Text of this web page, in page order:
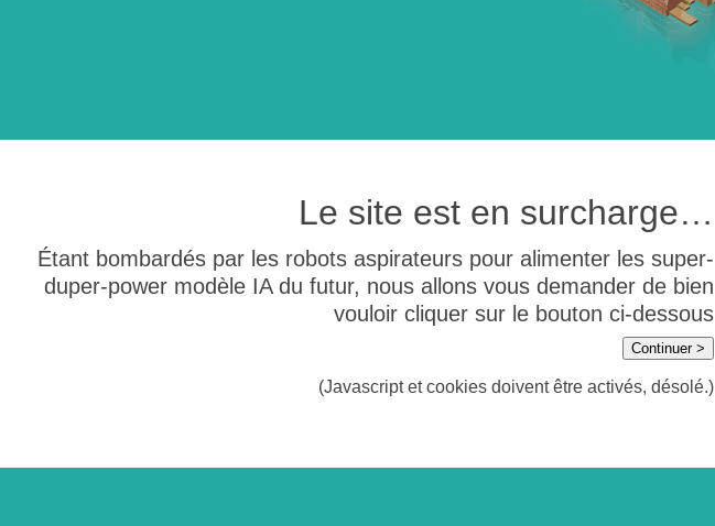
Le site est en surcharge…
Étant bombardés par les robots aspirateurs pour alimenter les super-
duper-power modèle IA du futur, nous allons vous demander de bien
vouloir cliquer sur le bouton ci-dessous
Continuer >
(Javascript et cookies doivent être activés, désolé.)